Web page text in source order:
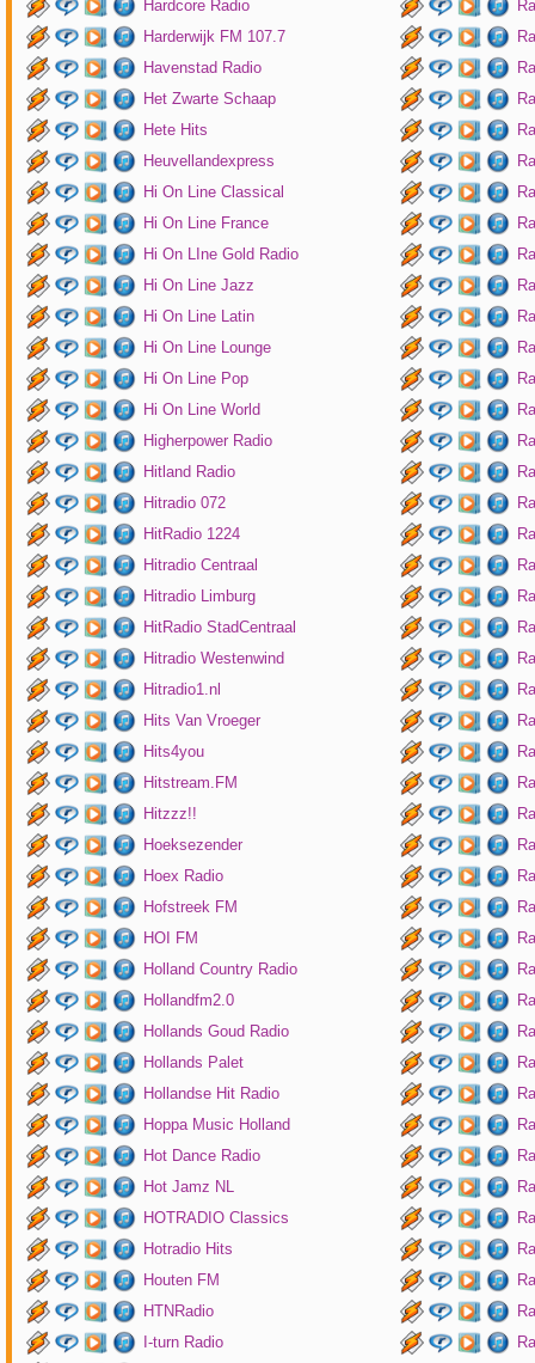
Hardcore Radio
Harderwijk FM 107.7
Havenstad Radio
Het Zwarte Schaap
Hete Hits
Heuvellandexpress
Hi On Line Classical
Hi On Line France
Hi On LIne Gold Radio
Hi On Line Jazz
Hi On Line Latin
Hi On Line Lounge
Hi On Line Pop
Hi On Line World
Higherpower Radio
Hitland Radio
Hitradio 072
HitRadio 1224
Hitradio Centraal
Hitradio Limburg
HitRadio StadCentraal
Hitradio Westenwind
Hitradio1.nl
Hits Van Vroeger
Hits4you
Hitstream.FM
Hitzzz!!
Hoeksezender
Hoex Radio
Hofstreek FM
HOI FM
Holland Country Radio
Hollandfm2.0
Hollands Goud Radio
Hollands Palet
Hollandse Hit Radio
Hoppa Music Holland
Hot Dance Radio
Hot Jamz NL
HOTRADIO Classics
Hotradio Hits
Houten FM
HTNRadio
I-turn Radio